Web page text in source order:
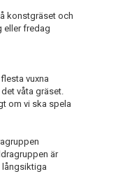
konstgräset och
eller fredag
vuxna
våta gräset.
om vi ska spela
är
långsiktiga